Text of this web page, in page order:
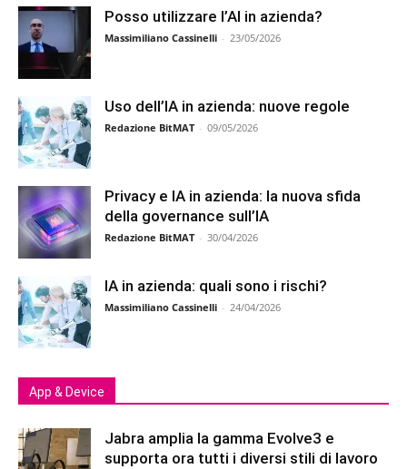
Posso utilizzare l’AI in azienda?
Massimiliano Cassinelli - 23/05/2026
Uso dell’IA in azienda: nuove regole
Redazione BitMAT - 09/05/2026
Privacy e IA in azienda: la nuova sfida
della governance sull’IA
Redazione BitMAT - 30/04/2026
IA in azienda: quali sono i rischi?
Massimiliano Cassinelli - 24/04/2026
App & Device
Jabra amplia la gamma Evolve3 e
supporta ora tutti i diversi stili di lavoro